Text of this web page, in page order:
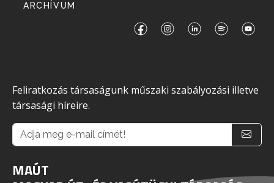
ARCHÍVUM
Feliratkozás társaságunk műszaki szabályozási illetve
társasági híreire.
MAÚT